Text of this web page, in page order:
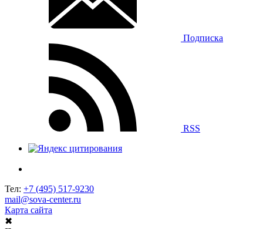
Подписка
RSS
Тел: +7 (495) 517-9230
mail@sova-center.ru
Карта сайта
✖